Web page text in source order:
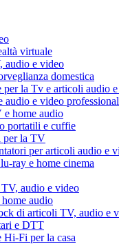
virtuale
audio e video
domestica
per la Tv e articoli audio
audio e video
home audio
portatili e cuffie
per la TV
per articoli audio e
ray e home cinema
audio e video
audio
di articoli TV, audio e
e DTT
Fi per la casa